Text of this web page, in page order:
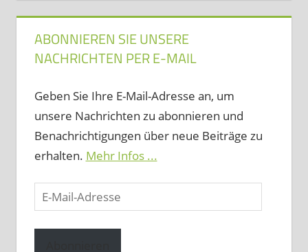
ABONNIEREN SIE UNSERE
NACHRICHTEN PER E-MAIL
Geben Sie Ihre E-Mail-Adresse an, um
unsere Nachrichten zu abonnieren und
Benachrichtigungen über neue Beiträge zu
erhalten. Mehr Infos ...
E-
Mail-
Adresse